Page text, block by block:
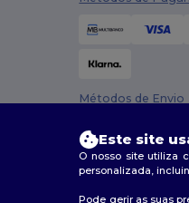
EgotierPro
Elevate
Elevate NXT
Estex
Métodos de Envio
Este site
O nosso site utiliza
personalizada,
Pode gerir as suas